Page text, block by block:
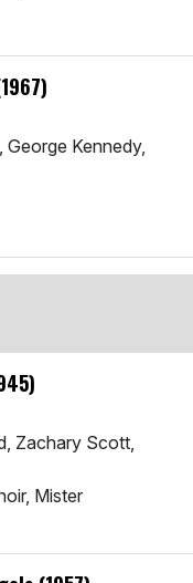
George Kennedy,
Zachary Scott,
Mister